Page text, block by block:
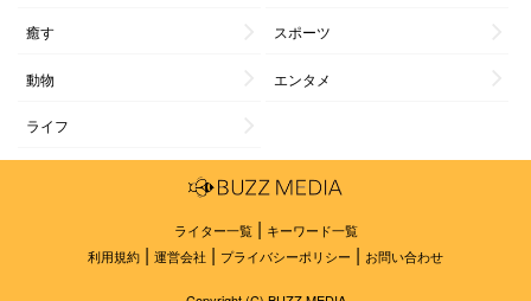
癒す スポーツ
動物 エンタメ
ライフ
ライター一覧| キーワード一覧
利用規約 | 運営会社 | プライバシーポリシー | お問い合わせ